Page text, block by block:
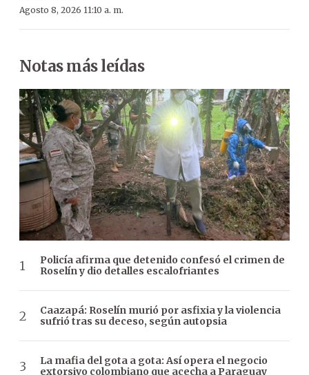
Agosto 8, 2026 11:10 a. m.
Notas más leídas
Policía afirma que detenido confesó el crimen de
Roselín y dio detalles escalofriantes
Caazapá: Roselín murió por asfixia y la violencia
sufrió tras su deceso, según autopsia
La mafia del gota a gota: Así opera el negocio
extorsivo colombiano que acecha a Paraguay